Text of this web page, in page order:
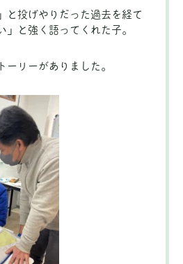
と投げやりだった過去を経て
」と強く語ってくれた子。
ーリーがありました。